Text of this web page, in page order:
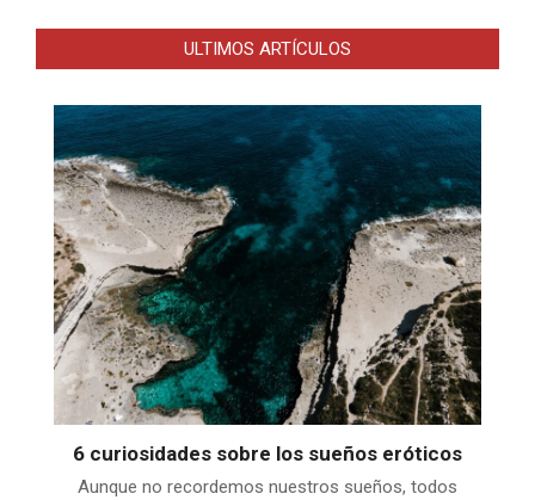
ULTIMOS ARTÍCULOS
6 curiosidades sobre los sueños eróticos
Aunque no recordemos nuestros sueños, todos